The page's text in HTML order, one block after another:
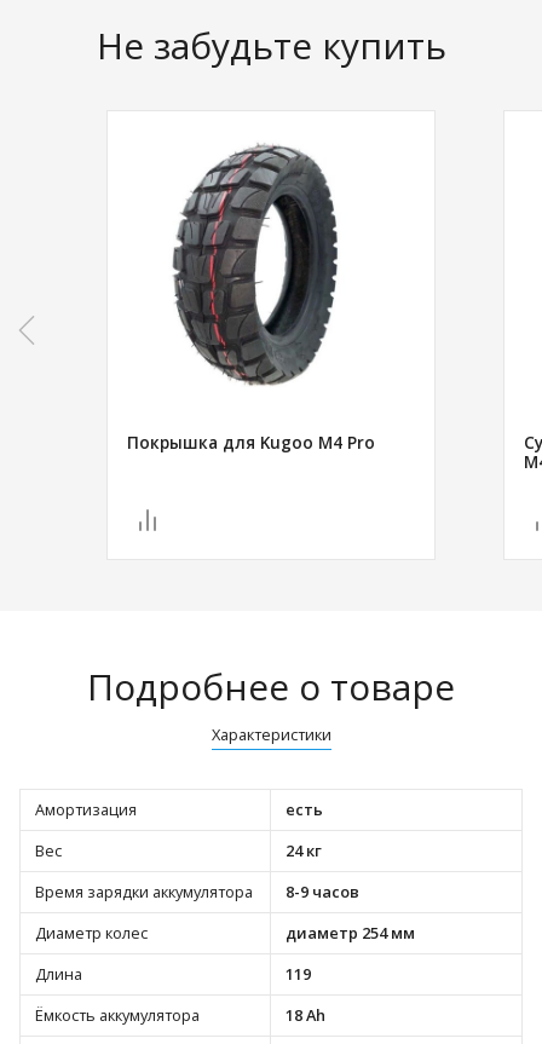
Не забудьте купить
Покрышка для Kugoo M4 Pro
Подробнее о товаре
Характеристики
Амортизация
есть
Вес
24 кг
Время зарядки аккумулятора
8-9 часов
Диаметр колес
диаметр 254 мм
Длина
119
Ёмкость аккумулятора
18 Ah